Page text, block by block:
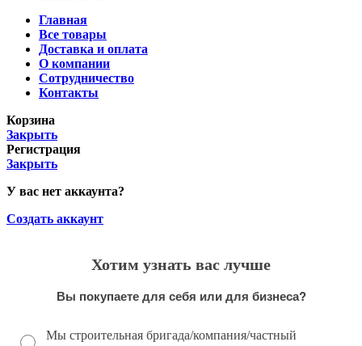
Главная
Все товары
Доставка и оплата
О компании
Сотрудничество
Контакты
Корзина
Закрыть
Регистрация
Закрыть
У вас нет аккаунта?
Создать аккаунт
Хотим узнать вас лучше
Вы покупаете для себя или для бизнеса?
Мы строительная бригада/компания/частный